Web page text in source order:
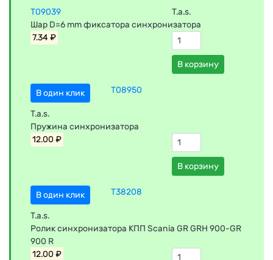
T09039
T.a.s.
Шар D=6 mm фиксатора синхронизатора
7.34 ₽
В корзину
В один клик T08950
T.a.s.
Пружина синхронизатора
12.00 ₽
В корзину
В один клик T38208
T.a.s.
Ролик синхронизатора КПП Scania GR GRH 900-GR
900 R
12.00 ₽